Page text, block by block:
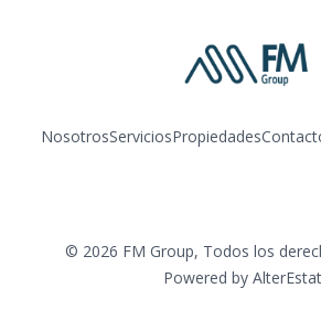
NosotrosServiciosPropiedades
© 2026 FM Group, Todos los
Powered by